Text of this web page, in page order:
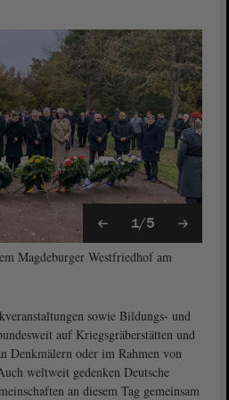
1/5
Magdeburger Westfriedhof am
sowie Bildungs- und
auf Kriegsgräberstätten und
Denkmälern oder im Rahmen von
weltweit gedenken Deutsche
an diesem Tag gemeinsam